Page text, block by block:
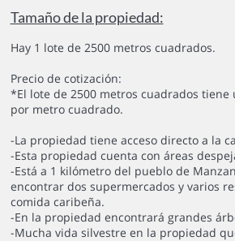
Tamaño de la propiedad:
Hay 1 lote de 2500 metros cuadrados.
Precio de cotización:
*El lote de 2500 metros cuadrados tiene
por metro cuadrado.
-La propiedad tiene acceso directo a la
-Esta propiedad cuenta con áreas
-Está a 1 kilómetro del pueblo de
encontrar dos supermercados y varios
comida caribeña.
-En la propiedad encontrará grandes
-Mucha vida silvestre en la propiedad